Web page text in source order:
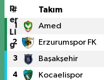
# Takım
1 Amed
2 Erzurumspor FK
3 Başakşehir
4 Kocaelispor